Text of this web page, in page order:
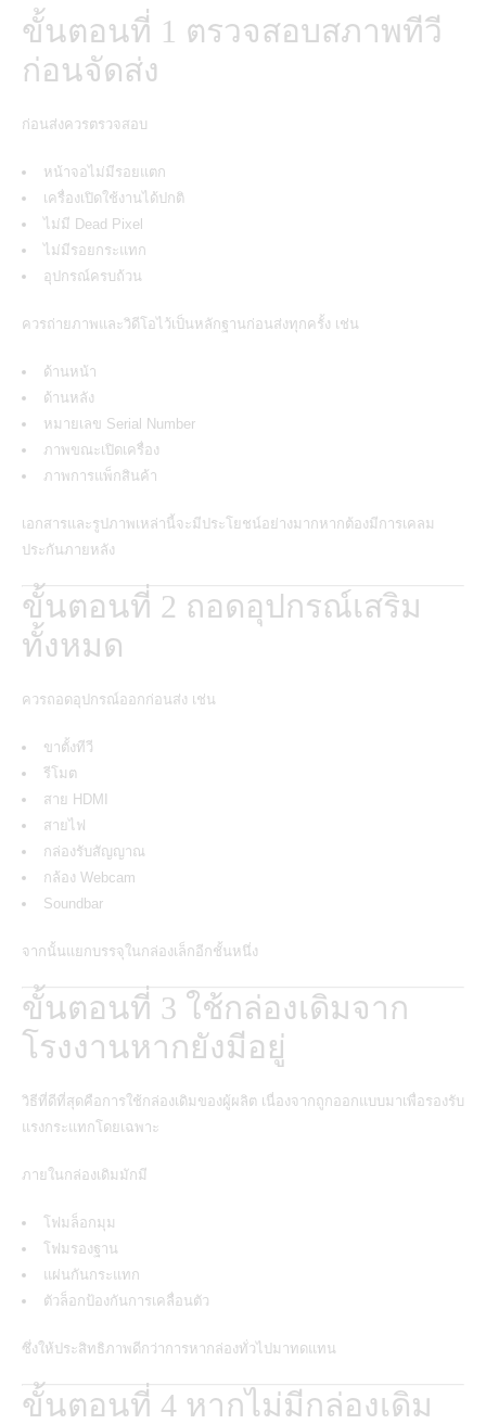
ขั้นตอนที่ 1 ตรวจสอบสภาพทีวี
ก่อนจัดส่ง
ก่อนส่งควรตรวจสอบ
หน้าจอไม่มีรอยแตก
เครื่องเปิดใช้งานได้ปกติ
ไม่มี Dead Pixel
ไม่มีรอยกระแทก
อุปกรณ์ครบถ้วน
ควรถ่ายภาพและวิดีโอไว้เป็นหลักฐานก่อนส่งทุกครั้ง เช่น
ด้านหน้า
ด้านหลัง
หมายเลข Serial Number
ภาพขณะเปิดเครื่อง
ภาพการแพ็กสินค้า
เอกสารและรูปภาพเหล่านี้จะมีประโยชน์อย่างมากหากต้องมีการเคลม
ประกันภายหลัง
ขั้นตอนที่ 2 ถอดอุปกรณ์เสริม
ทั้งหมด
ควรถอดอุปกรณ์ออกก่อนส่ง เช่น
ขาตั้งทีวี
รีโมต
สาย HDMI
สายไฟ
กล่องรับสัญญาณ
กล้อง Webcam
Soundbar
จากนั้นแยกบรรจุในกล่องเล็กอีกชั้นหนึ่ง
ขั้นตอนที่ 3 ใช้กล่องเดิมจาก
โรงงานหากยังมีอยู่
วิธีที่ดีที่สุดคือการใช้กล่องเดิมของผู้ผลิต เนื่องจากถูกออกแบบมาเพื่อรองรับ
แรงกระแทกโดยเฉพาะ
ภายในกล่องเดิมมักมี
โฟมล็อกมุม
โฟมรองฐาน
แผ่นกันกระแทก
ตัวล็อกป้องกันการเคลื่อนตัว
ซึ่งให้ประสิทธิภาพดีกว่าการหากล่องทั่วไปมาทดแทน
ขั้นตอนที่ 4 หากไม่มีกล่องเดิม